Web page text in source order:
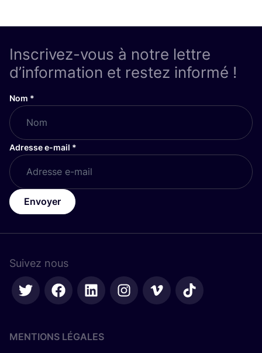
Inscrivez-vous à notre lettre
d’information et restez informé !
Nom *
Adresse e-mail *
Envoyer
Suivez nous
MENTIONS LÉGALES